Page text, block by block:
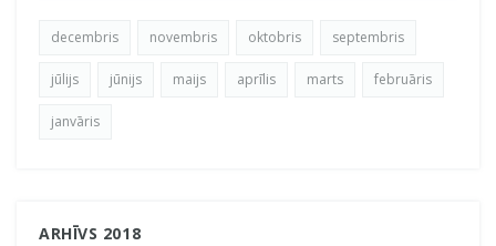
decembris novembris oktobris septembris
jūlijs jūnijs maijs aprīlis marts februāris
janvāris
ARHĪVS 2018